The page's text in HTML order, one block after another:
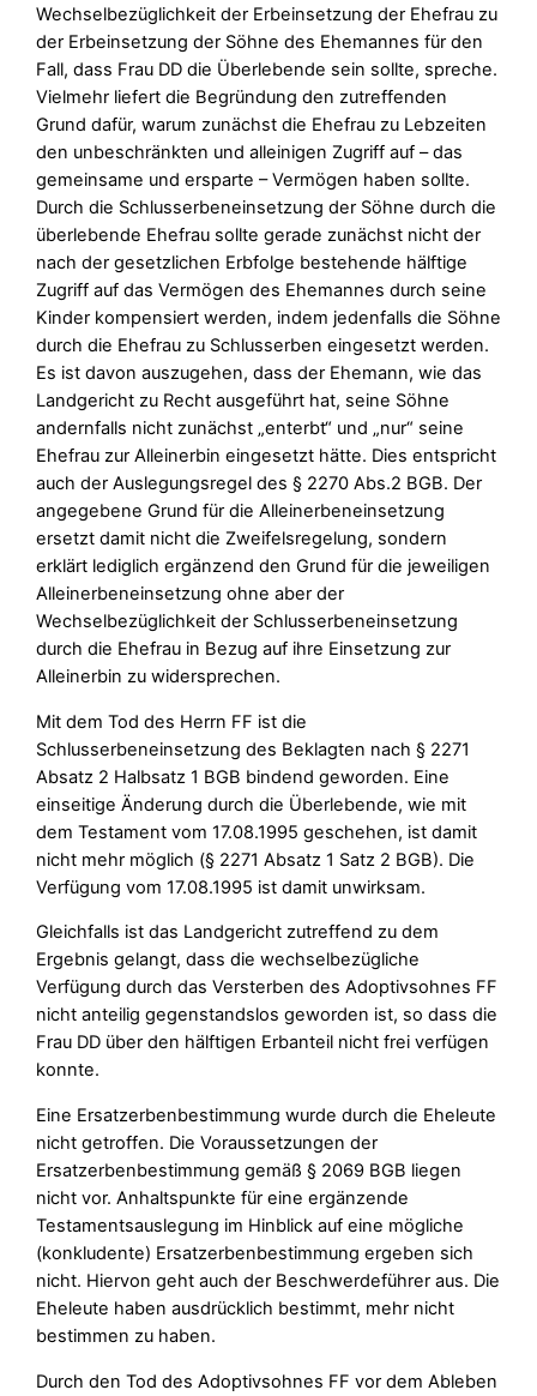
Wechselbezüglichkeit der Erbeinsetzung der Ehefrau zu
der Erbeinsetzung der Söhne des Ehemannes für den
Fall, dass Frau DD die Überlebende sein sollte, spreche.
Vielmehr liefert die Begründung den zutreffenden
Grund dafür, warum zunächst die Ehefrau zu Lebzeiten
den unbeschränkten und alleinigen Zugriff auf – das
gemeinsame und ersparte – Vermögen haben sollte.
Durch die Schlusserbeneinsetzung der Söhne durch die
überlebende Ehefrau sollte gerade zunächst nicht der
nach der gesetzlichen Erbfolge bestehende hälftige
Zugriff auf das Vermögen des Ehemannes durch seine
Kinder kompensiert werden, indem jedenfalls die Söhne
durch die Ehefrau zu Schlusserben eingesetzt werden.
Es ist davon auszugehen, dass der Ehemann, wie das
Landgericht zu Recht ausgeführt hat, seine Söhne
andernfalls nicht zunächst „enterbt“ und „nur“ seine
Ehefrau zur Alleinerbin eingesetzt hätte. Dies entspricht
auch der Auslegungsregel des § 2270 Abs.2 BGB. Der
angegebene Grund für die Alleinerbeneinsetzung
ersetzt damit nicht die Zweifelsregelung, sondern
erklärt lediglich ergänzend den Grund für die jeweiligen
Alleinerbeneinsetzung ohne aber der
Wechselbezüglichkeit der Schlusserbeneinsetzung
durch die Ehefrau in Bezug auf ihre Einsetzung zur
Alleinerbin zu widersprechen.
Mit dem Tod des Herrn FF ist die
Schlusserbeneinsetzung des Beklagten nach § 2271
Absatz 2 Halbsatz 1 BGB bindend geworden. Eine
einseitige Änderung durch die Überlebende, wie mit
dem Testament vom 17.08.1995 geschehen, ist damit
nicht mehr möglich (§ 2271 Absatz 1 Satz 2 BGB). Die
Verfügung vom 17.08.1995 ist damit unwirksam.
Gleichfalls ist das Landgericht zutreffend zu dem
Ergebnis gelangt, dass die wechselbezügliche
Verfügung durch das Versterben des Adoptivsohnes FF
nicht anteilig gegenstandslos geworden ist, so dass die
Frau DD über den hälftigen Erbanteil nicht frei verfügen
konnte.
Eine Ersatzerbenbestimmung wurde durch die Eheleute
nicht getroffen. Die Voraussetzungen der
Ersatzerbenbestimmung gemäß § 2069 BGB liegen
nicht vor. Anhaltspunkte für eine ergänzende
Testamentsauslegung im Hinblick auf eine mögliche
(konkludente) Ersatzerbenbestimmung ergeben sich
nicht. Hiervon geht auch der Beschwerdeführer aus. Die
Eheleute haben ausdrücklich bestimmt, mehr nicht
bestimmen zu haben.
Durch den Tod des Adoptivsohnes FF vor dem Ableben